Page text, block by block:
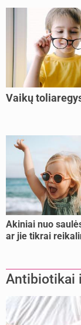
Vaikų
Akiniai nuo
ar jie tikrai
Antibiotikai